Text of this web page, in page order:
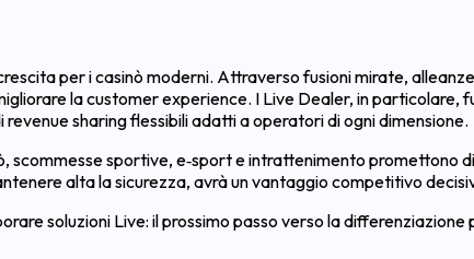
per i casinò moderni. Attraverso fusioni mirate,
la customer experience. I Live Dealer, in
sharing flessibili adatti a operatori di ogni dimensione.
scommesse sportive, e‑sport e intrattenimento promettono
alta la sicurezza, avrà un vantaggio competitivo
soluzioni Live: il prossimo passo verso la